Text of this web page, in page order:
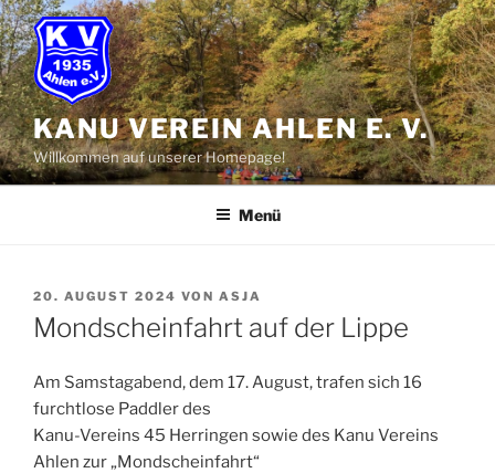
Zum
Inhalt
springen
KANU VEREIN AHLEN E. V.
Willkommen auf unserer Homepage!
Menü
VERÖFFENTLICHT
AM
20. AUGUST 2024 VON ASJA
Mondscheinfahrt auf der Lippe
Am Samstagabend, dem 17. August, trafen sich 16
furchtlose Paddler des
Kanu-Vereins 45 Herringen sowie des Kanu Vereins
Ahlen zur „Mondscheinfahrt“